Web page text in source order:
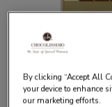
By clicking “Accept All
your device to enhance
our marketing efforts.